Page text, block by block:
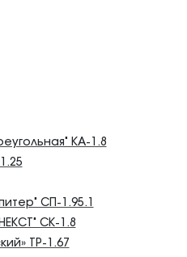
КА-1.8
СП-1.95.1
СК-1.8
ТР-1.67